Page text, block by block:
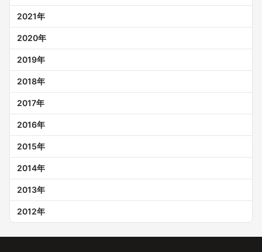
2021年
2020年
2019年
2018年
2017年
2016年
2015年
2014年
2013年
2012年